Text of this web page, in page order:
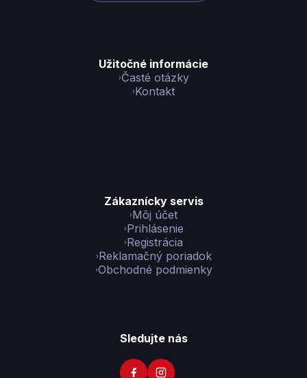
Užitočné informácie
Časté otázky
Kontakt
Zákaznícky servis
Môj účet
Prihlásenie
Registrácia
Reklamačný poriadok
Obchodné podmienky
Sledujte nás